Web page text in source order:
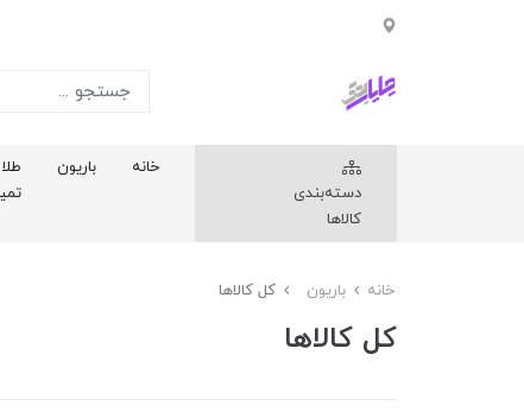
دسته‌بندی
کالاها
خانه باریون
طلا
خانه باریون کل کالاها
کل کالاها